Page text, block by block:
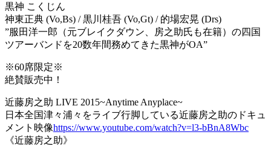
黒神 こくじん
神東正典 (Vo,Bs) / 黒川桂吾 (Vo,Gt) / 的場宏晃 (Drs)
”服田洋一郎（元ブレイクダウン、房之助氏も在籍）の四国
ツアーバンドを20数年間務めてきた黒神がOA”
※60席限定※
絶賛販売中！
近藤房之助 LIVE 2015~Anytime Anyplace~
日本全国津々浦々をライブ行脚している近藤房之助のドキュ
メント映像https://www.youtube.com/watch?v=l3-bBnA8Wbc
《近藤房之助》